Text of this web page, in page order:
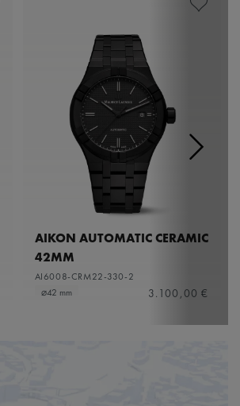
AIKON AUTOMATIC CERAMIC
42MM
AI6008-CRM22-330-2
⌀42 mm
3.100,00 €